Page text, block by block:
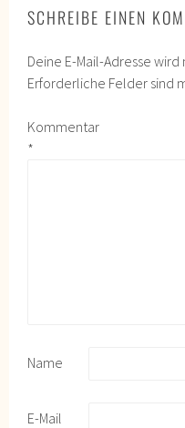
SCHREIBE EINEN
Deine E-Mail-Adresse
Erforderliche Felder sind
Kommentar
*
Name
E-Mail